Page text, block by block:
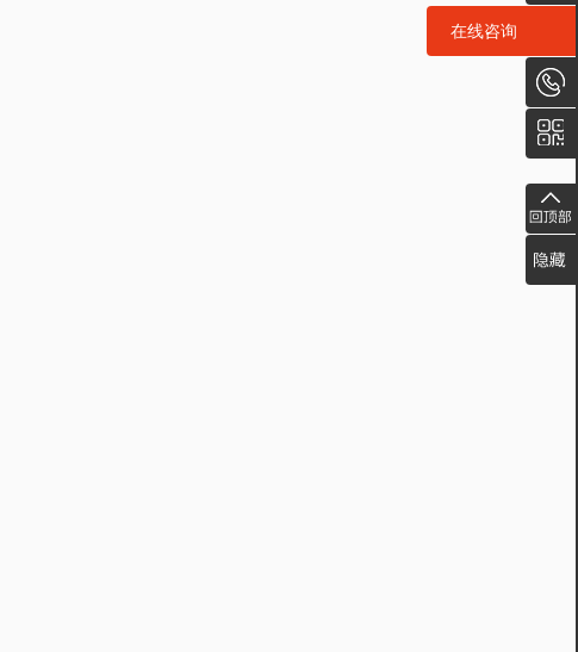
在线咨询
在线咨询